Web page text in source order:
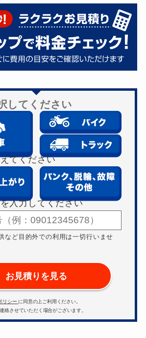
してください
てください
入力してください
など目的外での利用は一切行いませ
お見積りを見る
リシー に同意の上ご利用ください。
絡させていただく場合がございます。